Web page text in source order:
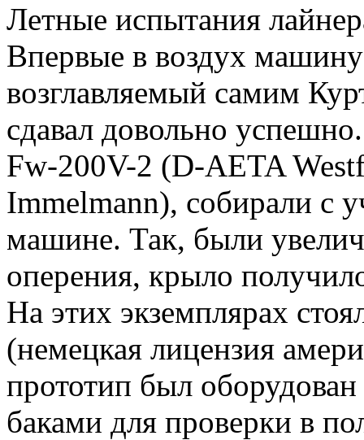
Летные испытания
Впервые в воздух
возглавляемый самим
сдавал довольно
Fw-200V-2 (D-AETA
Immelmann), собирали с
машине. Так, были
оперения, крыло
На этих экземплярах
(немецкая лицензия
прототип был
баками для проверки в